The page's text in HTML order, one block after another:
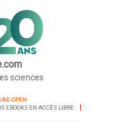
sciences
OPEN
EBOOKS EN ACCÈS LIBRE